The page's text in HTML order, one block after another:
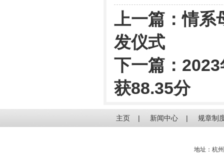
上一篇：情系
发仪式
下一篇：
获88.35分
主页 | 新闻中心 | 规章制
地址：杭